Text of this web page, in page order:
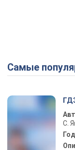
Самые
С.